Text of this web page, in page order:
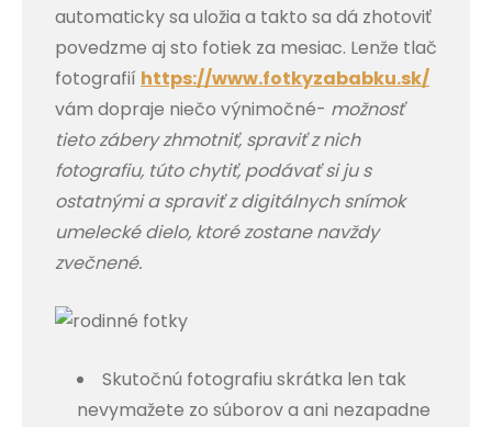
automaticky sa uložia a takto sa dá zhotoviť
povedzme aj sto fotiek za mesiac. Lenže tlač
fotografií https://www.fotkyzababku.sk/
vám dopraje niečo výnimočné- možnosť
tieto zábery zhmotniť, spraviť z nich
fotografiu, túto chytiť, podávať si ju s
ostatnými a spraviť z digitálnych snímok
umelecké dielo, ktoré zostane navždy
zvečnené.
Skutočnú fotografiu skrátka len tak
nevymažete zo súborov a ani nezapadne